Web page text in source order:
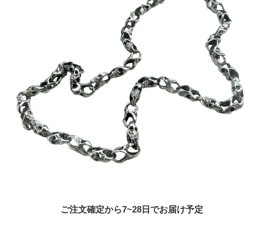
ご注文確定から7~28日でお届け予定